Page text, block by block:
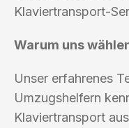
Klaviertransport-
Warum uns
Unser erfahrenes
Umzugshelfern
Klaviertransport